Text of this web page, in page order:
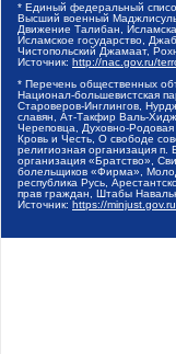
* Единый федеральный
Высший военный Маджлисуль
Движение Талибан,
Исламское государство,
Чистопольский Джамаат,
Источник: http://nac.gov.ru/
* Перечень общественных
Национал-большевистская
Староверов-Инглингов,
славян, Ат-Такфир Валь-
Череповца, Духовно-
Кровь и Честь, О свободе
религиозная организация п.
организация «Братство»,
болельщиков «Фирма»,
республика Русь,
прав граждан, Штабы
Источник: https://